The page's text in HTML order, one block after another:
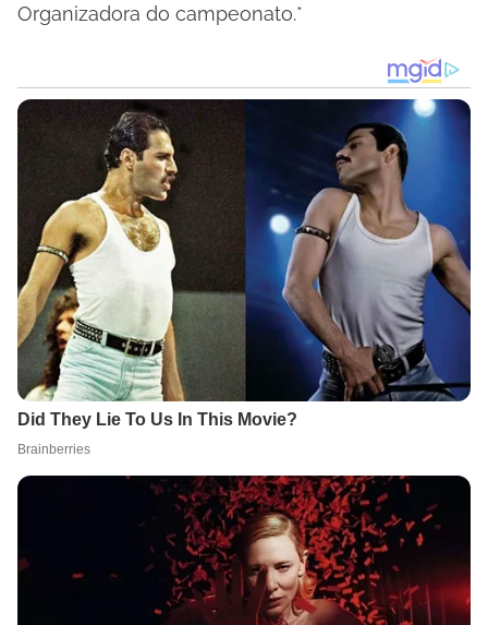
Organizadora do campeonato.*